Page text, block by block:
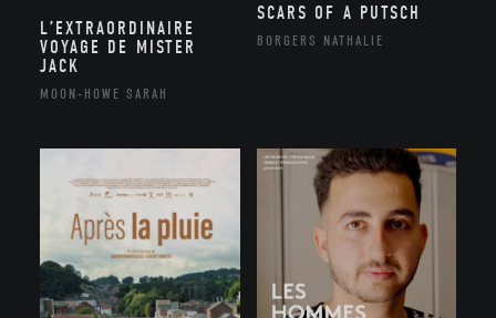
L’EXTRAORDINAIRE
VOYAGE DE MISTER
JACK
MOON-HOWE SARAH
SCARS OF A PUTSCH
BORGERS NATHALIE